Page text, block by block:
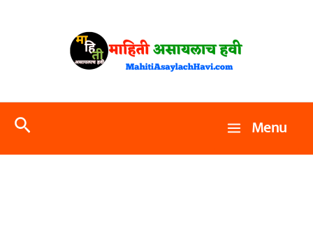
Search Menu